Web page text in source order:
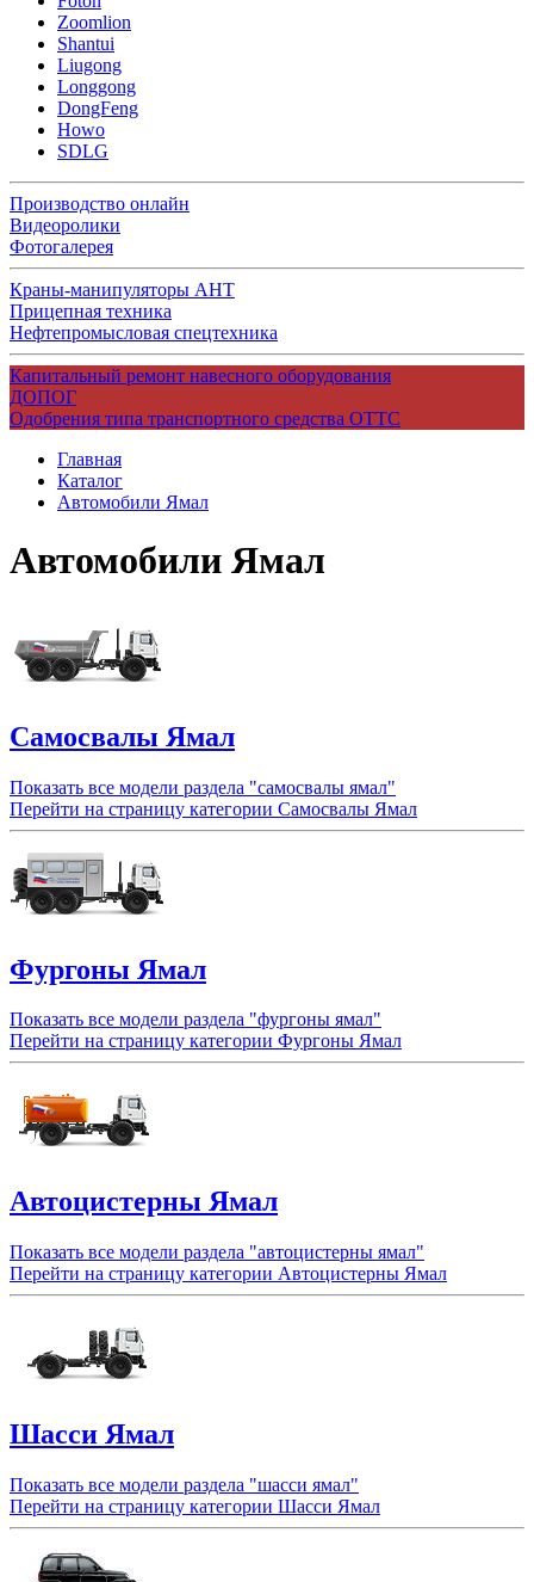
Zoomlion
Shantui
Liugong
Longgong
DongFeng
Howo
SDLG
Производство онлайн
Видеоролики
Фотогалерея
Краны-манипуляторы АНТ
Прицепная техника
Нефтепромысловая спецтехника
Капитальный ремонт навесного оборудования
ДОПОГ
Одобрения типа транспортного средства ОТТС
Главная
Каталог
Автомобили Ямал
Автомобили Ямал
Самосвалы Ямал
Показать все модели раздела "самосвалы ямал"
Перейти на страницу категории Самосвалы Ямал
Фургоны Ямал
Показать все модели раздела "фургоны ямал"
Перейти на страницу категории Фургоны Ямал
Автоцистерны Ямал
Показать все модели раздела "автоцистерны ямал"
Перейти на страницу категории Автоцистерны Ямал
Шасси Ямал
Показать все модели раздела "шасси ямал"
Перейти на страницу категории Шасси Ямал